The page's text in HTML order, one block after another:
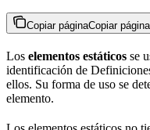
Copiar páginaCopiar página
Los elementos estáticos se
identificación de
ellos. Su forma de uso se
elemento.